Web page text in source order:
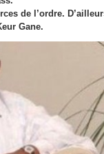
de l’ordre.
Gane.